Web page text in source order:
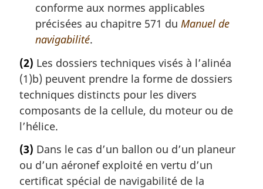
conforme aux normes applicables
précisées au chapitre 571 du Manuel de
navigabilité.
(2) Les dossiers techniques visés à l’alinéa
(1)b) peuvent prendre la forme de dossiers
techniques distincts pour les divers
composants de la cellule, du moteur ou de
l’hélice.
(3) Dans le cas d’un ballon ou d’un planeur
ou d’un aéronef exploité en vertu d’un
certificat spécial de navigabilité de la